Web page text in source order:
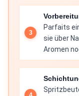
Parfaits
sie über
Aromen